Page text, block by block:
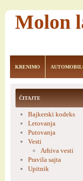
Molon
KRENIMO
ČITAJTE
Bajkerski kodeks
Letovanja
Putovanja
Vesti
Arhiva vesti
Pravila sajta
Upitnik